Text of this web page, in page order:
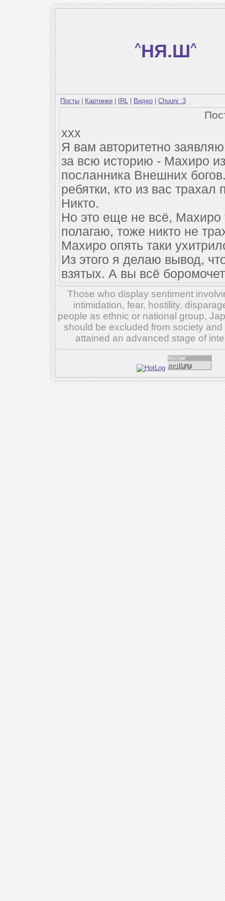
^НЯ.Ш^
Посты Картинки IRL Видео Chuuni :3
xxx
Я вам авторитетно
за всю историю - Махиро
посланника Внешних
ребятки, кто из вас
Никто.
Но это еще не всё, Махиро
полагаю, тоже никто не
Махиро опять таки
Из этого я делаю вывод,
взятых. А вы всё
Those who display sentiment
intimidation, fear, hostility,
people as ethnic or national group,
should be excluded from society
attained an advanced stage of